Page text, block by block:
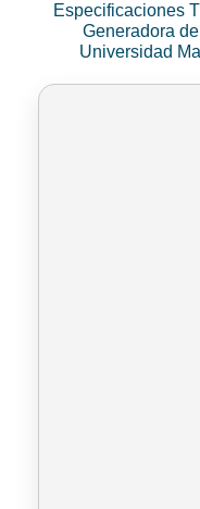
Especificaciones
Generadora
Universidad